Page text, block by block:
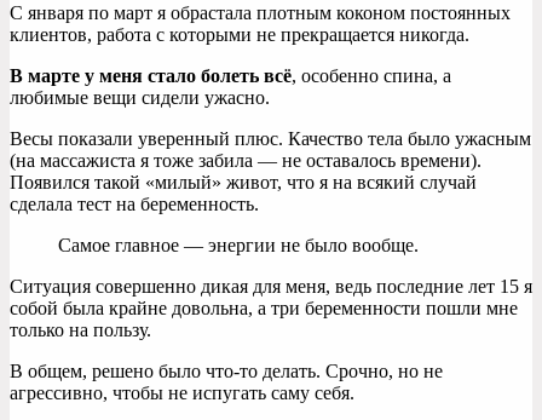
С января по март я обрастала плотным коконом постоянных
клиентов, работа с которыми не прекращается никогда.
В марте у меня стало болеть всё, особенно спина, а
любимые вещи сидели ужасно.
Весы показали уверенный плюс. Качество тела было ужасным
(на массажиста я тоже забила — не оставалось времени).
Появился такой «милый» живот, что я на всякий случай
сделала тест на беременность.
Самое главное — энергии не было вообще.
Ситуация совершенно дикая для меня, ведь последние лет 15 я
собой была крайне довольна, а три беременности пошли мне
только на пользу.
В общем, решено было что-то делать. Срочно, но не
агрессивно, чтобы не испугать саму себя.